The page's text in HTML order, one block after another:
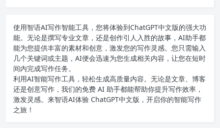
使用智语AI写作智能工具，您将体验到ChatGPT中文版的强大功
能。无论是撰写专业文章，还是创作引人入胜的故事，AI助手都
能为您提供丰富的素材和创意，激发您的写作灵感。您只需输入
几个关键词或主题，AI便会迅速为您生成相关内容，让您在短时
间内完成写作任务。
利用AI智能写作工具，轻松生成高质量内容。无论是文章、博客
还是创意写作，我们的免费 AI 助手都能帮助你提升写作效率，
激发灵感。来智语AI体验 ChatGPT中文版 ，开启你的智能写作
之旅！